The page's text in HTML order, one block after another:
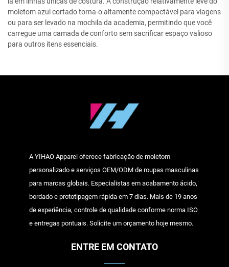
moletom azul cortado torna-o altamente compactável para viagens
ou para ser levado na mochila da academia, permitindo que você
carregue uma camada de conforto sem sacrificar espaço valioso
para outros itens essenciais.
A YIHAO Apparel oferece fabricação de moletom
personalizado e serviços OEM/ODM de roupas masculinas
para marcas globais. Especialistas em acabamento ácido,
bordado e prototipagem rápida em 7 dias. Mais de 19 anos
de experiência, controle de qualidade conforme norma ISO
e entregas pontuais. Solicite um orçamento hoje mesmo.
ENTRE EM CONTATO